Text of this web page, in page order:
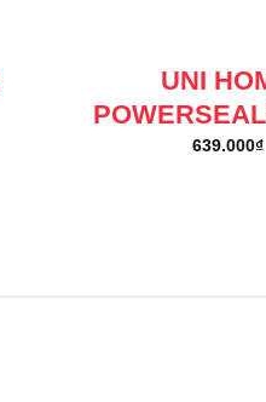
UNI
639.000₫